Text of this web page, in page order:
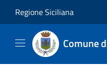
Regione Siciliana
Comune